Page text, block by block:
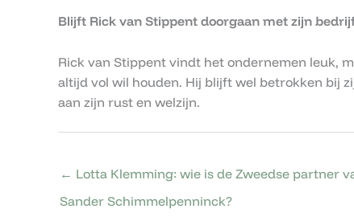
Blijft Rick van Stippent doorgaan met zijn
Rick van Stippent vindt het ondernemen leuk,
altijd vol wil houden. Hij blijft wel betrokken bij
aan zijn rust en welzijn.
← Lotta Klemming: wie is de Zweedse partner
Sander Schimmelpenninck?